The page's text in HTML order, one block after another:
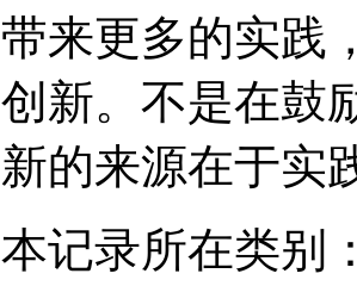
带来更多的实践
创新。不是在鼓
新的来源在于实
本记录所在类别